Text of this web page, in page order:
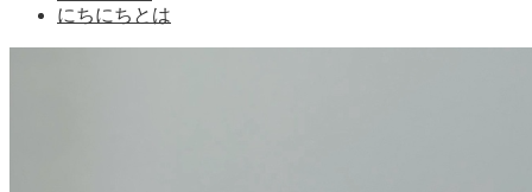
にちにちとは